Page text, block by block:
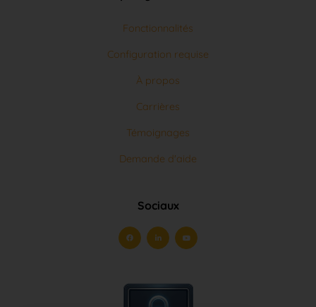
Configuration requise
À propos
Carrières
Témoignages
Demande d'aide